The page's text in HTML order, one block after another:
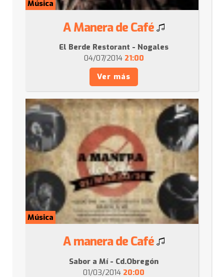
Música
A Manera de Café
El Berde Restorant - Nogales
04/07/2014 21:00
Ver más
Música
A manera de Café
Sabor a Mí - Cd.Obregón
01/03/2014 20:00